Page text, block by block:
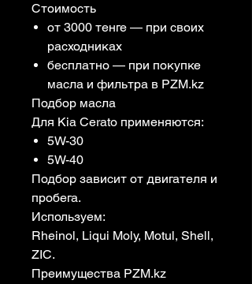
Стоимость
от 3000 тенге — при своих
расходниках
бесплатно — при покупке
масла и фильтра в PZM.kz
Подбор масла
Для Kia Cerato применяются:
5W-30
5W-40
Подбор зависит от двигателя и
пробега.
Используем:
Rheinol, Liqui Moly, Motul, Shell,
ZIC.
Преимущества PZM.kz